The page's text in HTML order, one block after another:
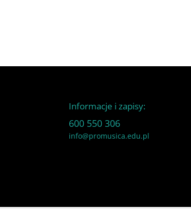
Informacje i zapisy:
600 550 306
info@promusica.edu.pl